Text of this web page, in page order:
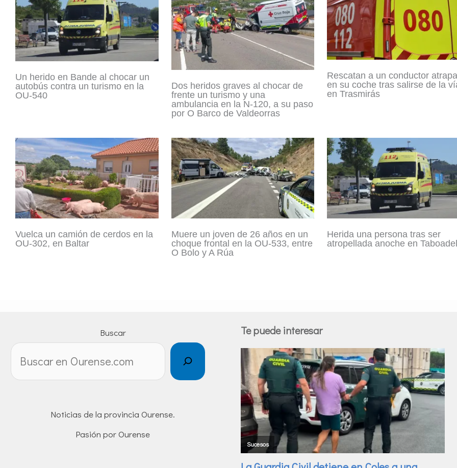
Un herido en Bande al chocar un
autobús contra un turismo en la
OU-540
Dos heridos graves al chocar de
frente un turismo y una
ambulancia en la N-120, a su paso
por O Barco de Valdeorras
Rescatan a un conductor
en su coche tras salirse de la
en Trasmirás
Vuelca un camión de cerdos en la
OU-302, en Baltar
Muere un joven de 26 años en un
choque frontal en la OU-533, entre
O Bolo y A Rúa
Herida una persona tras ser
atropellada anoche en
Buscar
Noticias de la provincia Ourense.
Pasión por Ourense
Te puede interesar